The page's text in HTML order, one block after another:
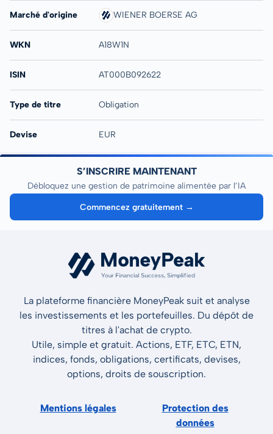
Marché d'origine WIENER BOERSE AG
WKN A18W1N
ISIN AT000B092622
Type de titre Obligation
Devise EUR
S’INSCRIRE MAINTENANT
Débloquez une gestion de patrimoine alimentée par l’IA
Commencez gratuitement →
La plateforme financière MoneyPeak suit et analyse
les investissements et les portefeuilles. Du dépôt de
titres à l'achat de crypto.
Utile, simple et gratuit. Actions, ETF, ETC, ETN,
indices, fonds, obligations, certificats, devises,
options, droits de souscription.
Mentions légales
Protection des
données